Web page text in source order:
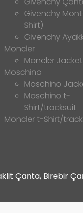
Givenchy
Shirt)
Givenchy
Moncler
Moncler Jacket
Moschino
Moschino
Moschino t-
Shirt/tracksuit
Moncler t-Shirt/
Çanta, Birebir